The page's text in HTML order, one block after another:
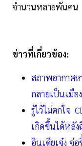
จำนวนหลายพันคน
ข่าวที่เกี่ยวข้อง:
สภาพอากาศ
กลายเป็นเมือ
รู้ไว้ไม่ตกใจ
เกิดขึ้นได้หลั
อินเดียเจ๋ง จ่